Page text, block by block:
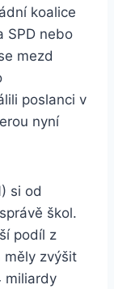
koalice
SPD nebo
mezd
poslanci v
nyní
si od
škol.
podíl z
měly zvýšit
miliardy